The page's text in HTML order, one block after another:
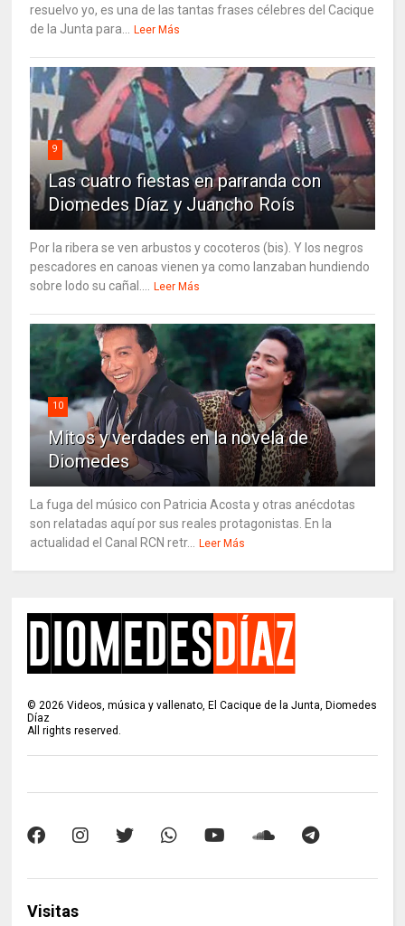
resuelvo yo, es una de las tantas frases célebres del Cacique
de la Junta para...
Leer Más
9
Las cuatro fiestas en parranda con
Diomedes Díaz y Juancho Roís
Por la ribera se ven arbustos y cocoteros (bis). Y los negros
pescadores en canoas vienen ya como lanzaban hundiendo
sobre lodo su cañal....
Leer Más
10
Mitos y verdades en la novela de
Diomedes
La fuga del músico con Patricia Acosta y otras anécdotas
son relatadas aquí por sus reales protagonistas. En la
actualidad el Canal RCN retr...
Leer Más
©2026 Videos, música y vallenato, El Cacique de la Junta, Diomedes
Díaz
All rights reserved.
Visitas